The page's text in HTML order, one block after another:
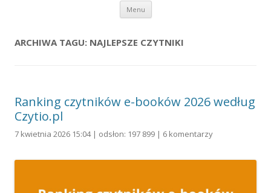
Menu Przejdź do treści
ARCHIWA TAGU: NAJLEPSZE CZYTNIKI
Ranking czytników e-booków 2026 według
Czytio.pl
7 kwietnia 2026 15:04 | odsłon: 197 899 | 6 komentarzy